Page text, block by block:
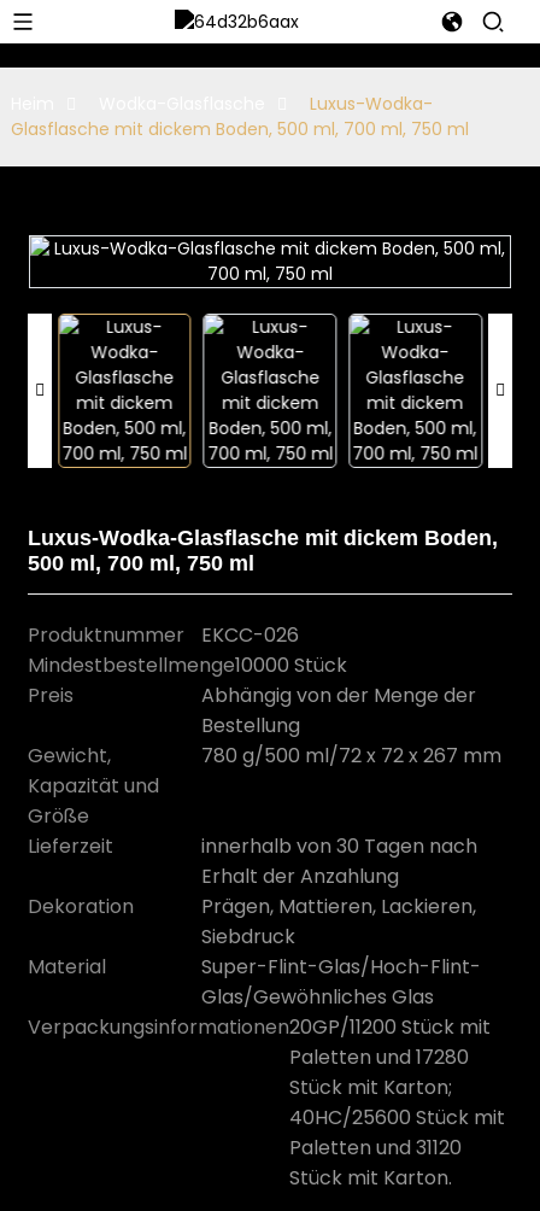
Luxus-Wodka-
Glasflasche mit dickem Boden, 500 ml, 700 ml, 750 ml
Luxus-Wodka-Glasflasche mit dickem Boden,
500 ml, 700 ml, 750 ml
Produktnummer
EKCC-026
Mindestbestellmenge10000 Stück
Preis
Abhängig von der Menge der
Bestellung
Gewicht,
Kapazität und
Größe
780 g/500 ml/72 x 72 x 267 mm
Lieferzeit
innerhalb von 30 Tagen nach
Erhalt der Anzahlung
Dekoration
Prägen, Mattieren, Lackieren,
Siebdruck
Material
Super-Flint-Glas/Hoch-Flint-
Glas/Gewöhnliches Glas
Verpackungsinformationen20GP/11200 Stück mit
Paletten und 17280
Stück mit Karton;
40HC/25600 Stück mit
Paletten und 31120
Stück mit Karton.